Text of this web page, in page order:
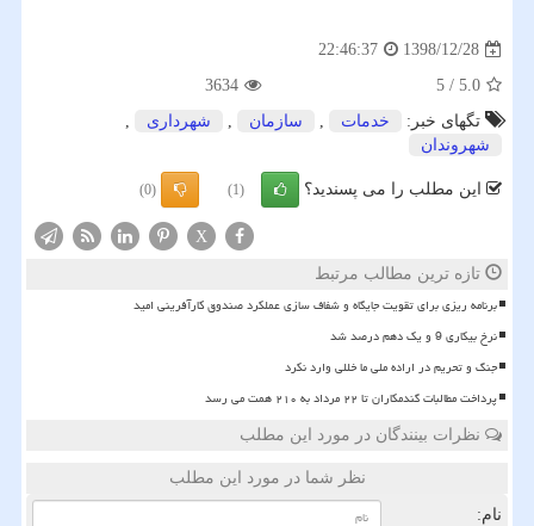
1398/12/28
22:46:37
5.0
/
5
3634
تگهای خبر:
خدمات , سازمان , شهرداری
,
شهروندان
این مطلب را می پسندید؟ (1)
(0)
X
تازه ترین مطالب مرتبط
برنامه ریزی برای تقویت جایگاه و شفاف سازی عملکرد صندوق کارآفرینی امید
نرخ بیکاری 9 و یک دهم درصد شد
جنگ و تحریم در اراده ملی ما خللی وارد نکرد
پرداخت مطالبات گندمکاران تا ۲۲ مرداد به ۲۱۰ همت می رسد
نظرات بینندگان در مورد این مطلب
نظر شما در مورد این مطلب
نام: